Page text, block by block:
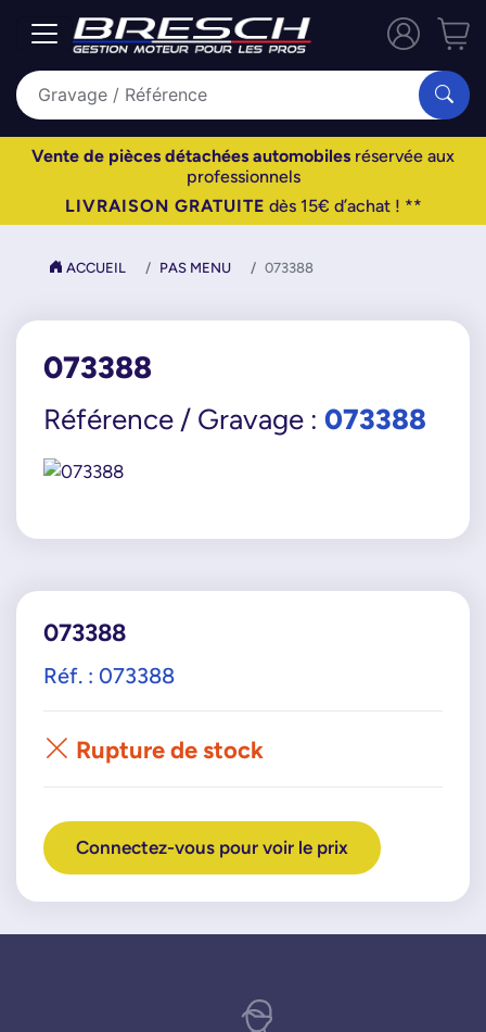
Vente de pièces détachées automobiles réservée aux
professionnels
LIVRAISON GRATUITE dès 15€ d’achat ! **
ACCUEIL PAS MENU 073388
073388
Référence / Gravage : 073388
073388
Réf. : 073388
Rupture de stock
Connectez-vous pour voir le prix